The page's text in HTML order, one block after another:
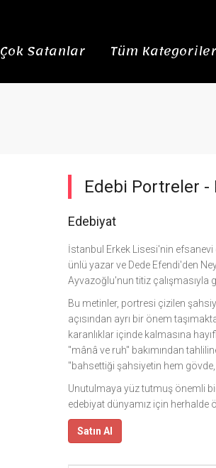
Çok Satanlar Tüm Kategoriler
Edebi Portreler -
Edebiyat
İstanbul Erkek Lisesi'nin efsanevi
ünlü yazar ve Dede Efendi'den
Ayvazoğlu'nun titiz
Bu metinler, portresi çizilen
açısından ayrı bir önem
karanlıklar içinde kalmasına
"mânâ ve ruh" bakımından
"bahsettiği şahsiyetin hem
Unutulmaya yüz tutmuş önemli bir
edebiyat dünyamız için herhalde
Satın Al